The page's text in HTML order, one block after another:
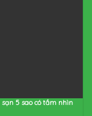
5 sao có tầm nhìn